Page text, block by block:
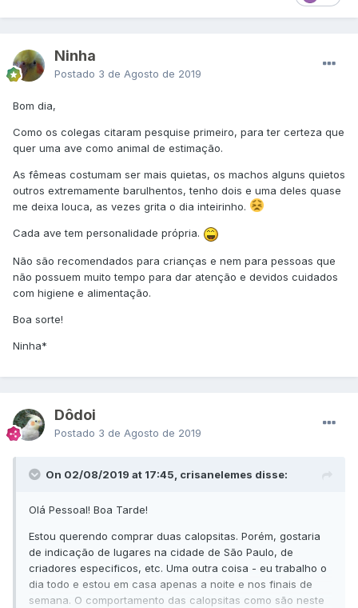
Ninha
Postado 3 de Agosto de 2019
Bom dia,
Como os colegas citaram pesquise primeiro, para ter certeza que
quer uma ave como animal de estimação.
As fêmeas costumam ser mais quietas, os machos alguns quietos
outros extremamente barulhentos, tenho dois e uma deles quase
me deixa louca, as vezes grita o dia inteirinho.
Cada ave tem personalidade própria.
Não são recomendados para crianças e nem para pessoas que
não possuem muito tempo para dar atenção e devidos cuidados
com higiene e alimentação.
Boa sorte!
Ninha*
Dôdoi
Postado 3 de Agosto de 2019
On 02/08/2019 at 17:45, crisanelemes disse:
Olá Pessoal! Boa Tarde!
Estou querendo comprar duas calopsitas. Porém, gostaria
de indicação de lugares na cidade de São Paulo, de
criadores especificos, etc. Uma outra coisa - eu trabalho o
dia todo e estou em casa apenas a noite e nos finais de
semana. O comportamento das calopsitas como são neste